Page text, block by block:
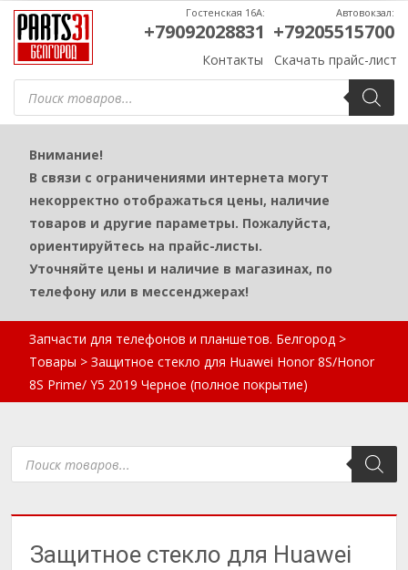
Поиск
товаров
Контакты Скачать прайс-лист
Гостенская 16А:
+79092028831
Автовокзал:
+79205515700
Внимание!
В связи с ограничениями интернета могут
некорректно отображаться цены, наличие
товаров и другие параметры. Пожалуйста,
ориентируйтесь на прайс-листы.
Уточняйте цены и наличие в магазинах, по
телефону или в мессенджерах!
Запчасти для телефонов и планшетов. Белгород >
Товары > Защитное стекло для Huawei Honor 8S/Honor
8S Prime/ Y5 2019 Черное (полное покрытие)
Поиск
товаров
Защитное стекло для Huawei